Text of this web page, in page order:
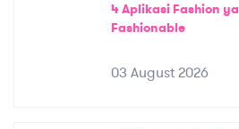
4 Aplikasi Fashion
Fashionable
03 August 2026